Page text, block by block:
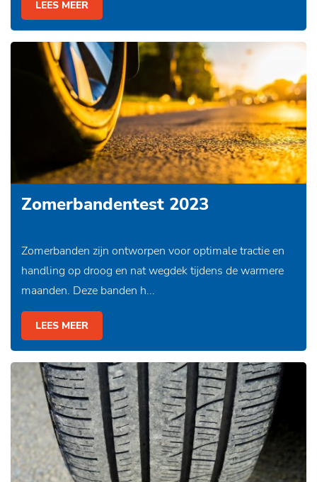
LEES MEER
Zomerbandentest 2023
Zomerbanden zijn ontworpen voor optimale tractie en
handling op droog en nat wegdek tijdens de warmere
maanden. Deze banden h...
LEES MEER